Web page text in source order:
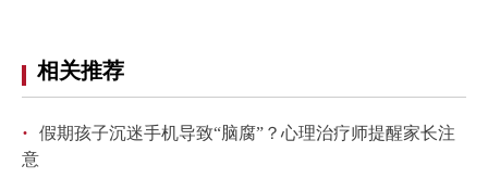
相关推荐
·
假期孩子沉迷手机导致“脑腐”？心理治疗师提醒家长注
意